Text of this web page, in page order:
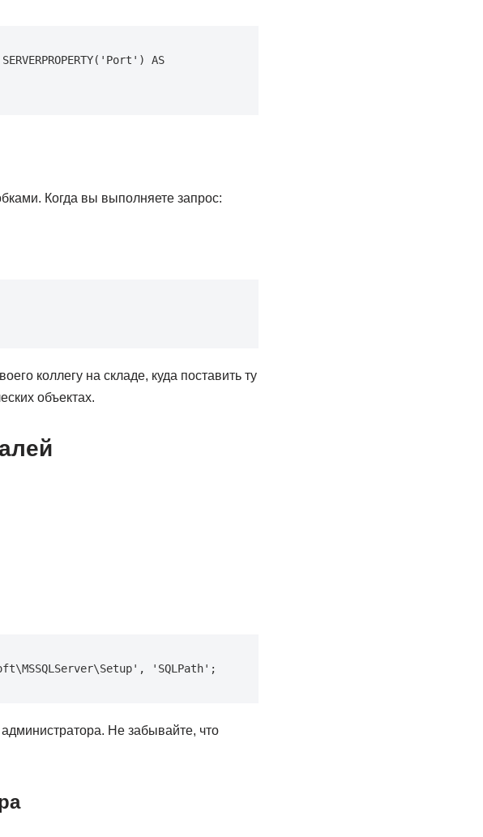
AS
Когда вы выполняете запрос:
коллегу на складе, куда поставить ту
объектах.
'SQLPath';
Не забывайте, что